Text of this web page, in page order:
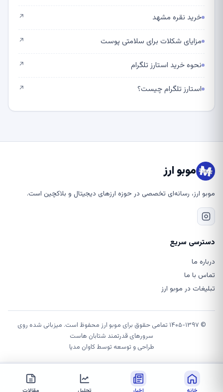
خرید نقره مشهد ↗
مزایای شکلات برای سلامتی پوست ↗
نحوه خرید استارز تلگرام ↗
استارز تلگرام چیست؟ ↗
موبو ارز
موبو ارز، رسانه‌ای تخصصی در حوزه ارزهای دیجیتال و بلاکچین است.
دسترسی سریع
درباره ما
تماس با ما
تبلیغات در موبو ارز
© ۱۴۰۵-۱۳۹۷ تمامی حقوق برای موبو ارز محفوظ است. میزبانی شده روی
سرورهای قدرتمند شتابان هاست
طراحی و توسعه توسطکاوان مدیا